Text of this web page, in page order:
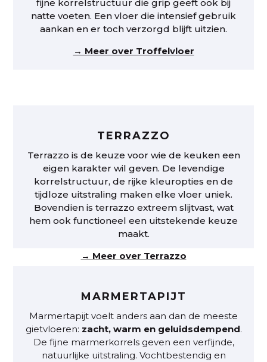
fijne korrelstructuur die grip geeft ook bij
natte voeten. Een vloer die intensief gebruik
aankan en er toch verzorgd blijft uitzien.
→ Meer over Troffelvloer
TERRAZZO
Terrazzo is de keuze voor wie de keuken een
eigen karakter wil geven. De levendige
korrelstructuur, de rijke kleuropties en de
tijdloze uitstraling maken elke vloer uniek.
Bovendien is terrazzo extreem slijtvast, wat
hem ook functioneel een uitstekende keuze
maakt.
→ Meer over Terrazzo
MARMERTAPIJT
Marmertapijt voelt anders aan dan de meeste
gietvloeren: zacht, warm en geluidsdempend.
De fijne marmerkorrels geven een verfijnde,
natuurlijke uitstraling. Vochtbestendig en